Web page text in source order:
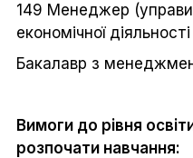
149 Менеджер
економічної діяльності
Бакалавр з
Вимоги до рівня
розпочати навчання: